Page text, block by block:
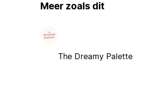
Meer zoals dit
The Dreamy Palette